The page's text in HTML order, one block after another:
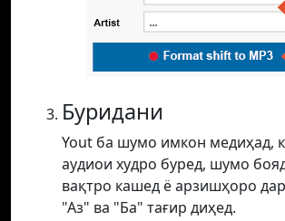
Буридани
Yout ба шумо имкон медиҳад,
аудиои худро буред, шумо
вақтро кашед ё арзишҳоро
"Аз" ва "Ба" тағир диҳед.